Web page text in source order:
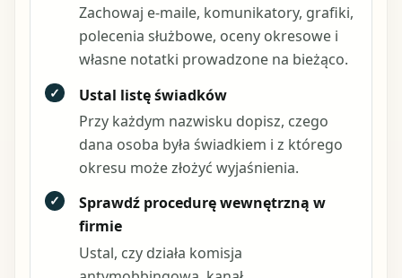
Zachowaj e-maile, komunikatory, grafiki,
polecenia służbowe, oceny okresowe i
własne notatki prowadzone na bieżąco.
✓
Ustal listę świadków
Przy każdym nazwisku dopisz, czego
dana osoba była świadkiem i z którego
okresu może złożyć wyjaśnienia.
✓
Sprawdź procedurę wewnętrzną w
firmie
Ustal, czy działa komisja